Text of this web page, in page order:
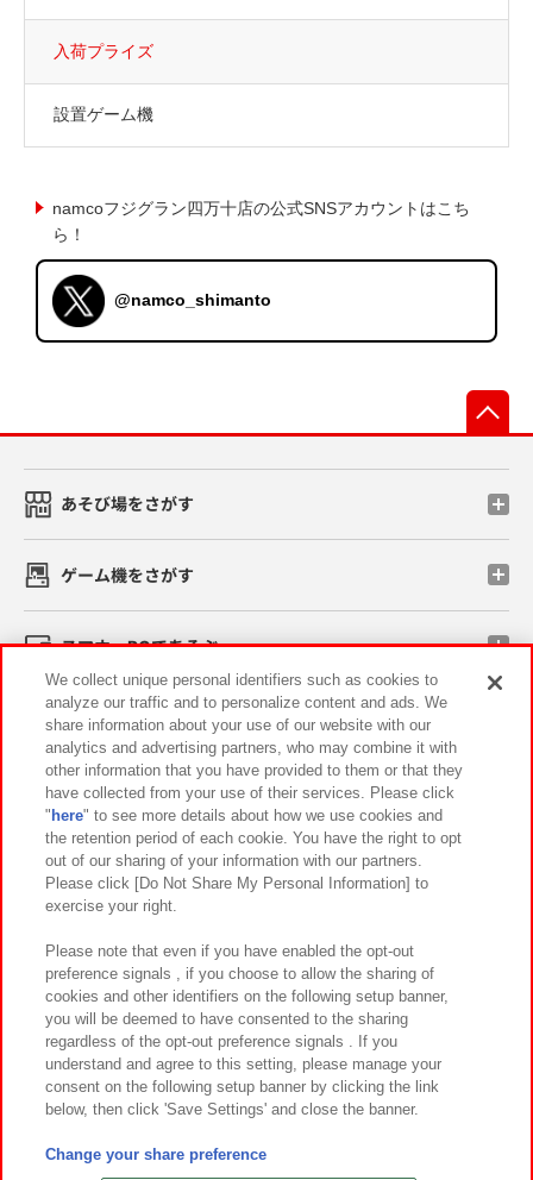
入荷プライズ
設置ゲーム機
namcoフジグラン四万十店の公式SNSアカウントはこち
ら！
@namco_shimanto
あそび場をさがす
ゲーム機をさがす
スマホ・PCであそぶ
イベント・キャンペーン
関連会社 サステナビリティ サイトポリシー
プライバシーポリシー ウェブアクセシビリティ方針と検証結果
お取引先さまとともに
カスタマーハラスメント対応方針 よくあるご質問・お問い合わせ
©Bandai Namco Amusement Inc.
©Bandai Namco Amusement Lab Inc.
We collect unique personal identifiers such as cookies to
analyze our traffic and to personalize content and ads. We
share information about your use of our website with our
analytics and advertising partners, who may combine it with
other information that you have provided to them or that they
have collected from your use of their services. Please click
" here" to see more details about how we use cookies and
the retention period of each cookie. You have the right to opt
out of our sharing of your information with our partners.
Please click [Do Not Share My Personal Information] to
exercise your right.
Please note that even if you have enabled the opt-out
preference signals , if you choose to allow the sharing of
cookies and other identifiers on the following setup banner,
you will be deemed to have consented to the sharing
regardless of the opt-out preference signals . If you
understand and agree to this setting, please manage your
consent on the following setup banner by clicking the link
below, then click 'Save Settings' and close the banner.
Change your share preference